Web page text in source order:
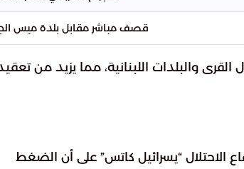
قصف مباشر مقابل بلدة ميس
والبلدات اللبنانية، مما يزيد من
الاحتلال “يسرائيل كاتس” على أن الضغط